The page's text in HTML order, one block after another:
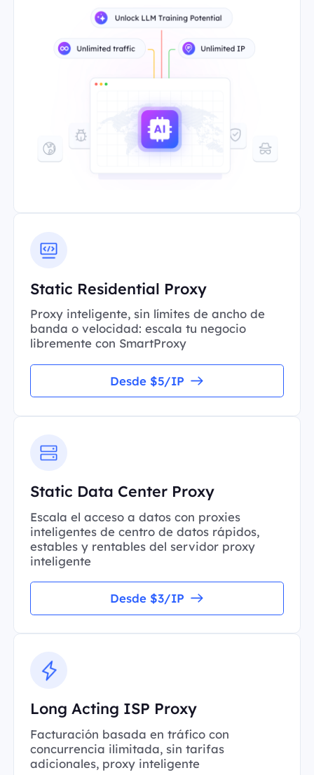
Static Residential Proxy
Proxy inteligente, sin límites de ancho de
banda o velocidad: escala tu negocio
libremente con SmartProxy
Desde $5/IP
Static Data Center Proxy
Escala el acceso a datos con proxies
inteligentes de centro de datos rápidos,
estables y rentables del servidor proxy
inteligente
Desde $3/IP
Long Acting ISP Proxy
Facturación basada en tráfico con
concurrencia ilimitada, sin tarifas
adicionales, proxy inteligente